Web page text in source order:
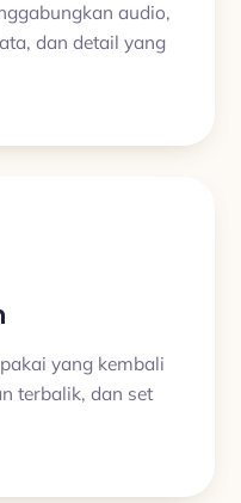
audio,
dan detail yang
yang kembali
terbalik, dan set